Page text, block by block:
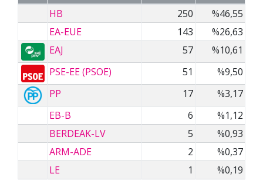
HB
250
%46,55
EA-EUE
143
%26,63
EAJ
57
%10,61
PSE-EE (PSOE)
51
%9,50
PP
17
%3,17
EB-B
6
%1,12
BERDEAK-LV
5
%0,93
ARM-ADE
2
%0,37
LE
1 %0,19